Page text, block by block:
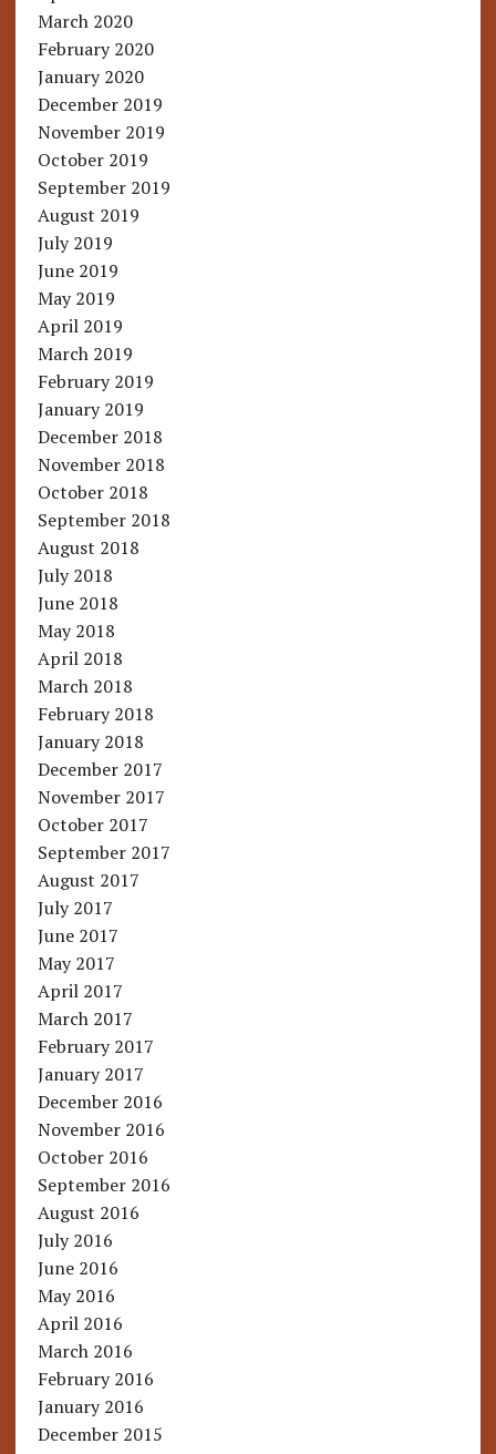
March 2020
February 2020
January 2020
December 2019
November 2019
October 2019
September 2019
August 2019
July 2019
June 2019
May 2019
April 2019
March 2019
February 2019
January 2019
December 2018
November 2018
October 2018
September 2018
August 2018
July 2018
June 2018
May 2018
April 2018
March 2018
February 2018
January 2018
December 2017
November 2017
October 2017
September 2017
August 2017
July 2017
June 2017
May 2017
April 2017
March 2017
February 2017
January 2017
December 2016
November 2016
October 2016
September 2016
August 2016
July 2016
June 2016
May 2016
April 2016
March 2016
February 2016
January 2016
December 2015